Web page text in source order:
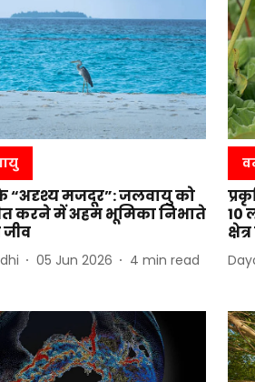
“अदृश्य मजदूर”: जलवायु को
करने में अहम भूमिका निभाते
जीव
05 Jun 2026 4 min read
10